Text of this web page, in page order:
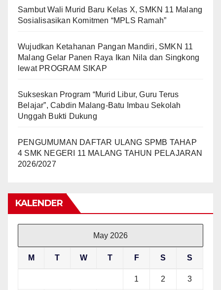
Sambut Wali Murid Baru Kelas X, SMKN 11 Malang
Sosialisasikan Komitmen “MPLS Ramah”
Wujudkan Ketahanan Pangan Mandiri, SMKN 11
Malang Gelar Panen Raya Ikan Nila dan Singkong
lewat PROGRAM SIKAP
Sukseskan Program “Murid Libur, Guru Terus
Belajar”, Cabdin Malang-Batu Imbau Sekolah
Unggah Bukti Dukung
PENGUMUMAN DAFTAR ULANG SPMB TAHAP
4 SMK NEGERI 11 MALANG TAHUN PELAJARAN
2026/2027
KALENDER
May 2026
M T W T F S S
1 2 3